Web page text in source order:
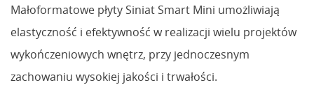
Małoformatowe płyty Siniat Smart Mini umożliwiają
elastyczność i efektywność w realizacji wielu projektów
wykończeniowych wnętrz, przy jednoczesnym
zachowaniu wysokiej jakości i trwałości.